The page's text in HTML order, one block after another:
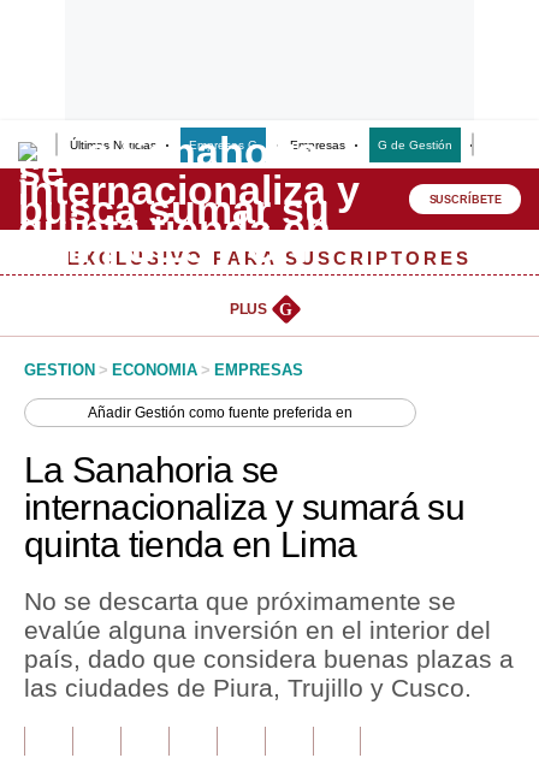
Últimas Noticias Empresas G Empresas G de Gestión
Lo último
Peru Quiosco
Management & Empleo
Perú
Política
Finanzas Personales
Inmobiliarias
Plus G
SUSCRÍBETE
EXCLUSIVO PARA SUSCRIPTORES
PLUS G
GESTION > ECONOMIA > EMPRESAS
AñadirGestión como fuente preferida en
La Sanahoria se
internacionaliza y sumará su
quinta tienda en Lima
No se descarta que próximamente se
evalúe alguna inversión en el interior del
país, dado que considera buenas plazas a
las ciudades de Piura, Trujillo y Cusco.